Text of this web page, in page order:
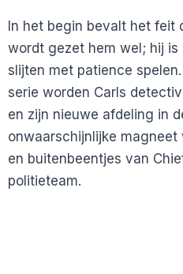
In het begin bevalt het feit
wordt gezet hem wel; hij
slijten met patience
serie worden Carls
en zijn nieuwe afdeling in
onwaarschijnlijke
en buitenbeentjes van
politieteam.